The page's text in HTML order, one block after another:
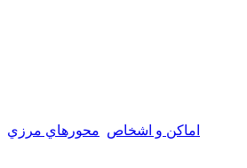
اماکن و اشخاص محورهاي مرزي